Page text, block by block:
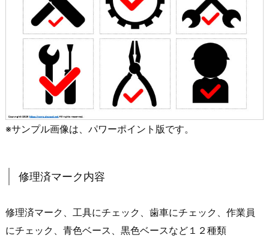
※サンプル画像は、パワーポイント版です。
修理済マーク内容
修理済マーク、工具にチェック、歯車にチェック、作業員
にチェック、青色ベース、黒色ベースなど１２種類